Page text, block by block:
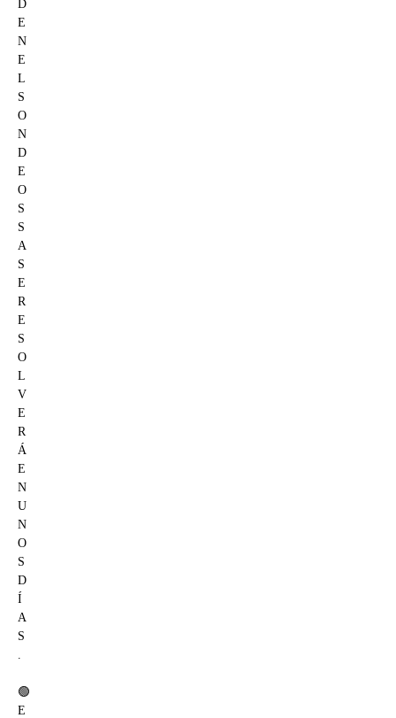
D
E
N
E
L
S
O
N
D
E
O
S
S
A
S
E
R
E
S
O
L
V
E
R
Á
E
N
U
N
O
S
D
Í
A
S
🟢
E